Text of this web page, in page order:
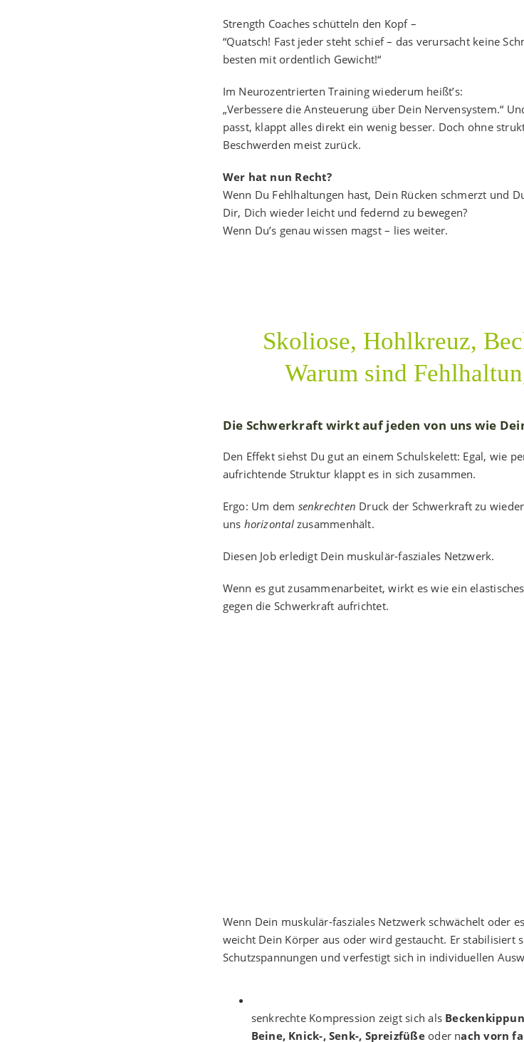
Strength Coaches schütteln den Kopf –
“Quatsch! Fast jeder steht schief – das verursacht keine
besten mit ordentlich Gewicht!“
Im Neurozentrierten Training wiederum heißt’s:
„Verbessere die Ansteuerung über Dein Nervensystem.“
passt, klappt alles direkt ein wenig besser. Doch ohne
Beschwerden meist zurück.
Wer hat nun Recht?
Wenn Du Fehlhaltungen hast, Dein Rücken schmerzt und
Dir, Dich wieder leicht und federnd zu bewegen?
Wenn Du’s genau wissen magst – lies weiter.
Skoliose, Hohlkreuz,
Warum sind
Die Schwerkraft wirkt auf jeden von uns wie
Den Effekt siehst Du gut an einem Schulskelett: Egal, wie
aufrichtende Struktur klappt es in sich zusammen.
Ergo: Um dem senkrechten Druck der Schwerkraft zu
uns horizontalzusammenhält.
Diesen Job erledigt Dein muskulär-fasziales Netzwerk.
Wenn es gut zusammenarbeitet, wirkt es wie ein
gegen die Schwerkraft aufrichtet.
Wenn Dein muskulär-fasziales Netzwerk schwächelt oder
weicht Dein Körper aus oder wird gestaucht. Er stabilisiert
Schutzspannungen und verfestigt sich in individuellen
senkrechte Kompression zeigt sich als
Beine, Knick-, Senk-, Spreizfüßeoder nach vorn